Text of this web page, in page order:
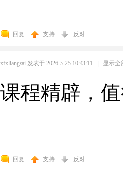
回复 支持 反对
xfxliangzai 发表于 2026-5-25 10:43:11 | 显示全
课程精辟，
回复 支持 反对